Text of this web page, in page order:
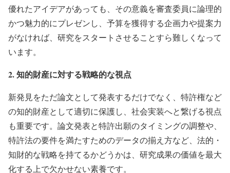
優れたアイデアがあっても、その意義を審査委員に論理的
かつ魅力的にプレゼンし、予算を獲得する企画力や提案力
がなければ、研究をスタートさせることすら難しくなって
います。
2. 知的財産に対する戦略的な視点
新発見をただ論文として発表するだけでなく、特許権など
の知的財産として適切に保護し、社会実装へと繋げる視点
も重要です。論文発表と特許出願のタイミングの調整や、
特許法の要件を満たすためのデータの揃え方など、法的・
知財的な戦略を持てるかどうかは、研究成果の価値を最大
化する上で欠かせない素養です。